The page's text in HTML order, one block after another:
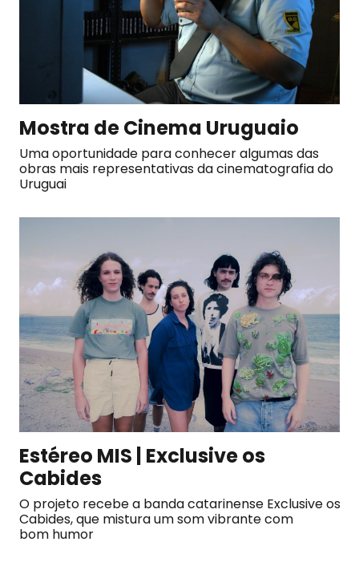
Mostra de Cinema Uruguaio
Uma oportunidade para conhecer algumas das
obras mais representativas da cinematografia do
Uruguai
Estéreo MIS | Exclusive os
Cabides
O projeto recebe a banda catarinense Exclusive os
Cabides, que mistura um som vibrante com
bom humor